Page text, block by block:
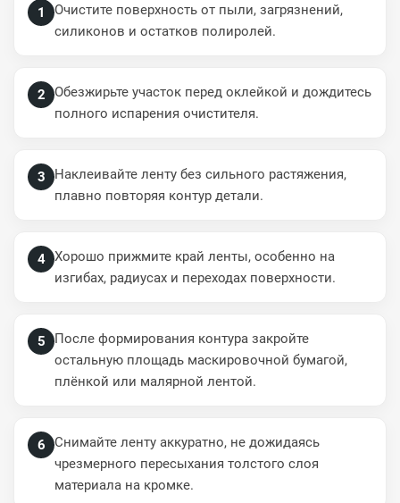
1
Очистите поверхность от пыли, загрязнений,
силиконов и остатков полиролей.
2
Обезжирьте участок перед оклейкой и дождитесь
полного испарения очистителя.
3
Наклеивайте ленту без сильного растяжения,
плавно повторяя контур детали.
4 Хорошо прижмите край ленты, особенно на
изгибах, радиусах и переходах поверхности.
5
После формирования контура закройте
остальную площадь маскировочной бумагой,
плёнкой или малярной лентой.
6
Снимайте ленту аккуратно, не дожидаясь
чрезмерного пересыхания толстого слоя
материала на кромке.